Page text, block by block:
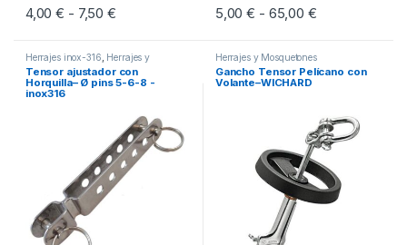
4,00€ - 7,50€Rango de precios: desde 4,00 € hasta 7,50 €
Este producto tiene múltiples variantes. Las opciones se pueden
5,00€ - 65,00 €Rango de
Este producto tiene múltiples
Herrajes inox-316 Herrajes y
Mosquetones
Tensor ajustador con
Horquilla– Ø pins 5-6-8 -
inox316
Herrajes y Mosquetones
Gancho Tensor Pelícano con
Volante–WICHARD